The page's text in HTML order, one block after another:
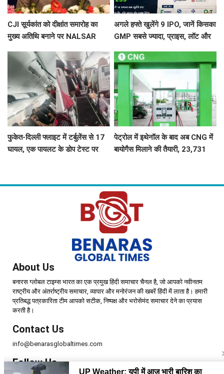
CJI सूर्यकांत को दीक्षांत समारोह का
मुख्य अतिथि बनाने पर NALSAR
अगले हफ्ते खुलेंगे 9 IPO, जानें किसका
GMP सबसे ज्यादा, प्राइस, लॉट और
फुकेत-दिल्ली फ्लाइट में टर्बुलेंस से 17
घायल, एक पायलट के डोप टेस्ट पर
पेट्रोल में इथेनॉल के बाद अब CNG में
बायोगैस मिलाने की तैयारी, 23,731
About Us
बनारस ग्लोबल टाइम्स भारत का एक प्रमुख हिंदी समाचार चैनल है, जो आपको नवीनतम
राष्ट्रीय और अंतर्राष्ट्रीय समाचार, व्यापार और मनोरंजन की खबरें हिंदी में लाता है। हमारी
प्रतिबद्ध पत्रकारिता टीम आपको सटीक, निष्पक्ष और भरोसेमंद समाचार देने का प्रयास
करती है।
Contact Us
info@benarasglobaltimes.com
Follow Us